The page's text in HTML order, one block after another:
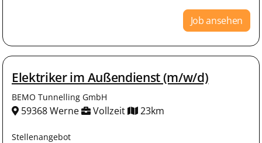
Job ansehen
Elektriker im Außendienst (m/w/d)
BEMO Tunnelling GmbH
59368 Werne Vollzeit 23km
Stellenangebot